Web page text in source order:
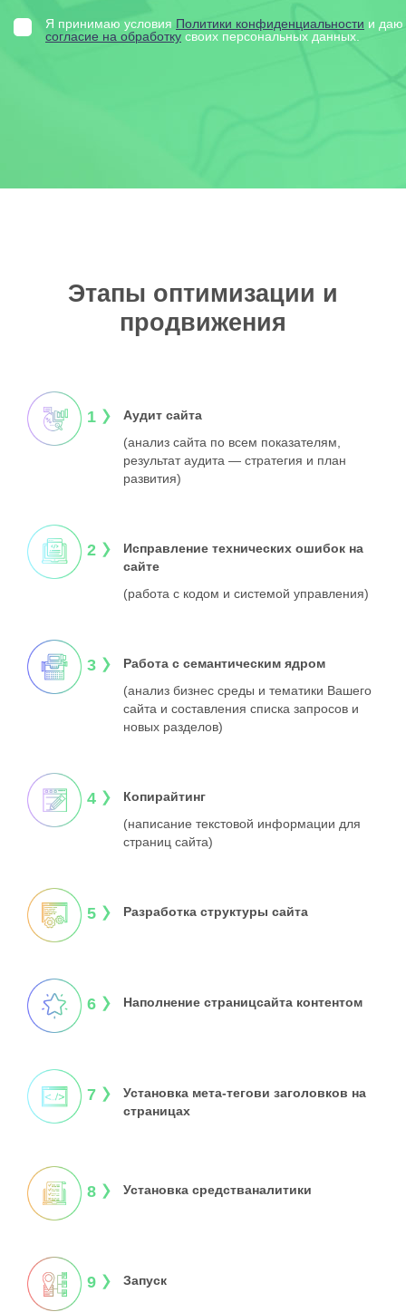
Я принимаю условия Политики конфиденциальности и даю
согласие на обработку своих персональных данных.
Этапы оптимизации и
продвижения
1
Аудит сайта
(анализ сайта по всем показателям,
результатаудита — стратегия и план
развития)
2 Исправление технических ошибок на
сайте
(работа с кодом и системой управления)
3 Работа с семантическим ядром
(анализ бизнес среды и тематики Вашего
сайта и составления списка запросов и
новых разделов)
4
Копирайтинг
(написание текстовой информации для
страниц сайта)
5 Разработка структуры сайта
6 Наполнение страницсайта контентом
7 Установка мета-тегови заголовков на
страницах
8 Установка средстваналитики
9 Запуск